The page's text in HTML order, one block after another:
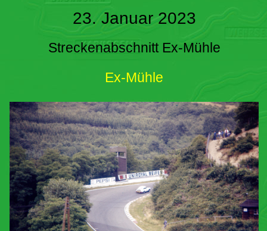
23. Januar 2023
Streckenabschnitt Ex-Mühle
Ex-Mühle